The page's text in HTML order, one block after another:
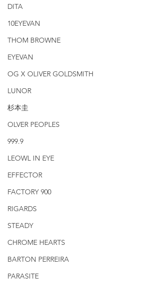
DITA
10EYEVAN
THOM BROWNE
EYEVAN
OG X OLIVER GOLDSMITH
LUNOR
杉本圭
OLVER PEOPLES
999.9
LEOWL IN EYE
EFFECTOR
FACTORY 900
RIGARDS
STEADY
CHROME HEARTS
BARTON PERREIRA
PARASITE